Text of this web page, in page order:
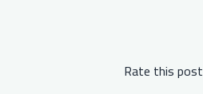
Rate this post